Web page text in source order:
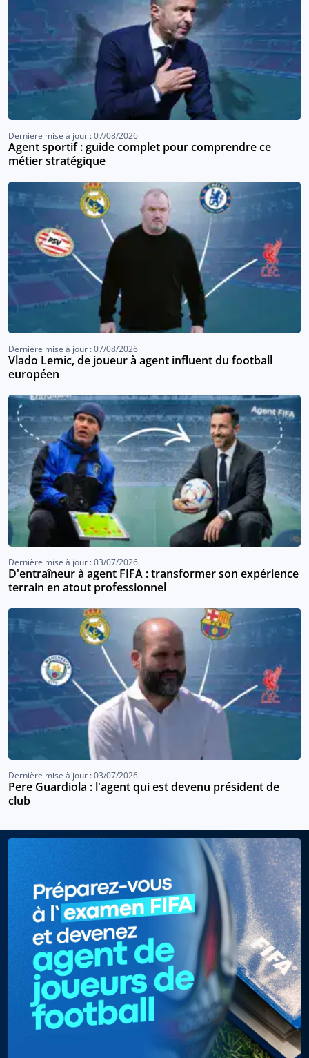
Dernière mise à jour : 07/08/2026
Agent sportif : guide complet pour comprendre ce
métier stratégique
Dernière mise à jour : 07/08/2026
Vlado Lemic, de joueur à agent influent du football
européen
Dernière mise à jour : 03/07/2026
D'entraîneur à agent FIFA : transformer son expérience
terrain en atout professionnel
Dernière mise à jour : 03/07/2026
Pere Guardiola : l'agent qui est devenu président de
club